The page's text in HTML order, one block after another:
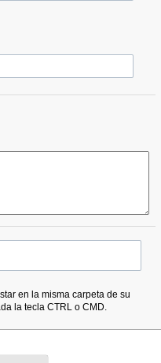
en la misma carpeta de su
la tecla CTRL o CMD.